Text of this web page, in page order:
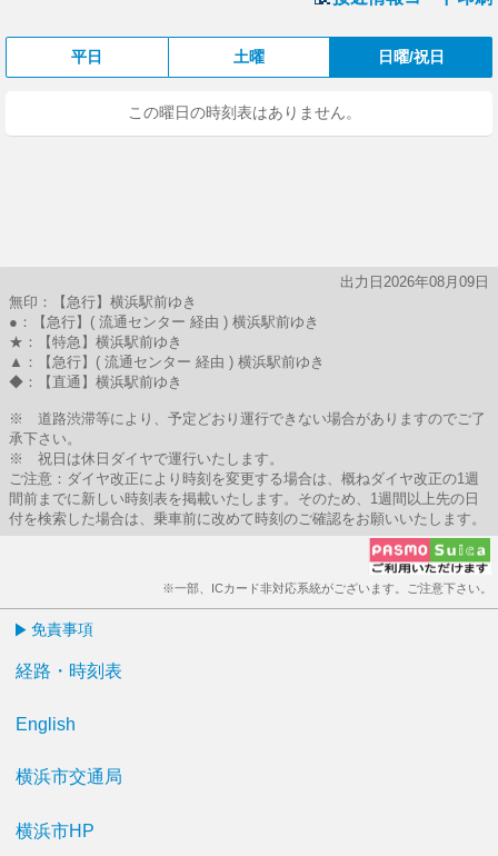
平日 土曜 日曜/祝日
この曜日の時刻表はありません。
出力日2026年08月09日
無印：【急行】横浜駅前ゆき
●：【急行】( 流通センター 経由 ) 横浜駅前ゆき
★：【特急】横浜駅前ゆき
▲：【急行】( 流通センター 経由 ) 横浜駅前ゆき
◆：【直通】横浜駅前ゆき
※ 道路渋滞等により、予定どおり運行できない場合がありますのでご了
承下さい。
※ 祝日は休日ダイヤで運行いたします。
ご注意：ダイヤ改正により時刻を変更する場合は、概ねダイヤ改正の1週
間前までに新しい時刻表を掲載いたします。そのため、1週間以上先の日
付を検索した場合は、乗車前に改めて時刻のご確認をお願いいたします。
※一部、ICカード非対応系統がございます。ご注意下さい。
免責事項
経路・時刻表
English
横浜市交通局
横浜市HP